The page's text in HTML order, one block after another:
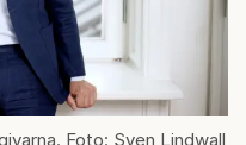
Foto: Sven Lindwall